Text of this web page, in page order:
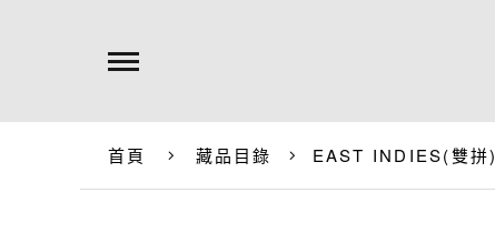
首頁 藏品目錄 EAST INDIES(雙拼)